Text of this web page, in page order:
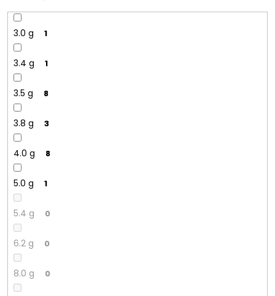
3.0 g 1
3.4 g 1
3.5 g 8
3.8 g 3
4.0 g 8
5.0 g 1
5.4 g 0
6.2 g 0
8.0 g 0